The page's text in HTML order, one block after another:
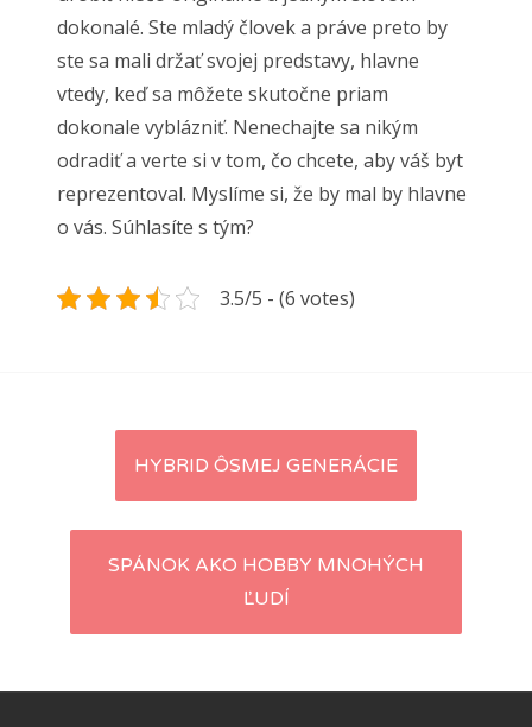
dokonalé. Ste mladý človek a práve preto by
ste sa mali držať svojej predstavy, hlavne
vtedy, keď sa môžete skutočne priam
dokonale vyblázniť. Nenechajte sa nikým
odradiť a verte si v tom, čo chcete, aby váš byt
reprezentoval. Myslíme si, že by mal by hlavne
o vás. Súhlasíte s tým?
3.5/5 - (6 votes)
Navigace
příspěvky
HYBRID ÔSMEJ GENERÁCIE
SPÁNOK AKO HOBBY MNOHÝCH
ĽUDÍ